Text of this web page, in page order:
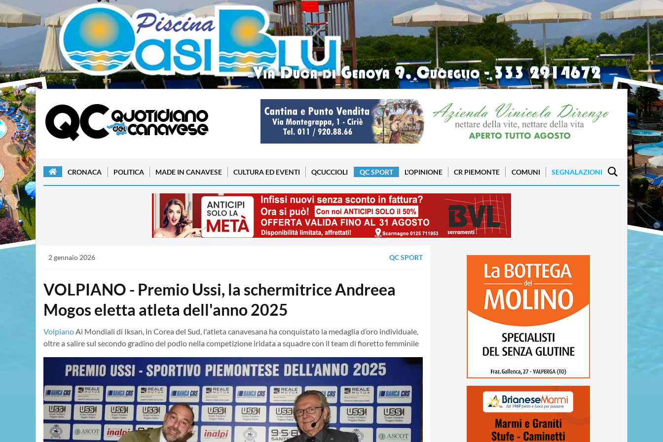
CRONACA POLITICA MADE IN CANAVESE CULTURA ED EVENTI QCUCCIOLI QC SPORT L'OPINIONE CR PIEMONTE COMUNI SEGNALAZIONI
2 gennaio 2026 QC SPORT
VOLPIANO - Premio Ussi, la schermitrice Andreea
Mogos eletta atleta dell'anno 2025
VolpianoAi Mondiali di Iksan, in Corea del Sud, l'atleta canavesana ha conquistato la medaglia d’oro individuale,
oltre a salire sul secondo gradino del podio nella competizione iridata a squadre con il team di fioretto femminile